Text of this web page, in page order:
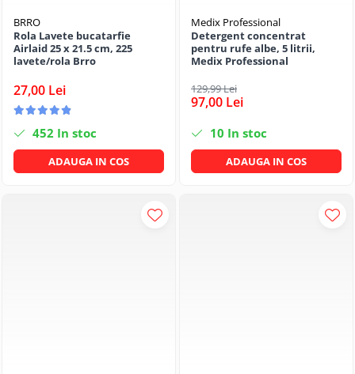
BRRO
Rola Lavete bucatarfie
Airlaid 25 x 21.5 cm, 225
lavete/rola Brro
27,00 Lei
452 In stoc
ADAUGA IN COS
Medix Professional
Detergent concentrat
pentru rufe albe, 5 litrii,
Medix Professional
129,99 Lei
97,00 Lei
10 In stoc
ADAUGA IN COS